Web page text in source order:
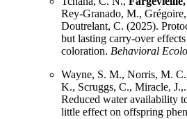
Rey-Granado, M.,
Doutrelant, C. (2025).
but lasting carry-over
coloration. Behavioral
Wayne, S. M., Norris, M.
K., Scruggs, C., Miracle,
Reduced water availability
little effect on offspring